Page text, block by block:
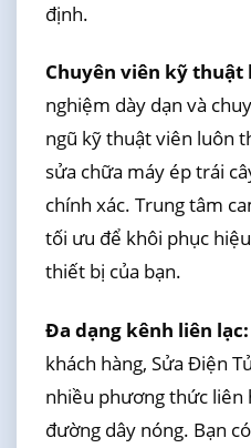
định.
Chuyên viên kỹ thuật
nghiệm dày dạn và
ngũ kỹ thuật viên luôn
sửa chữa máy ép trái
chính xác. Trung tâm
tối ưu để khôi phục
thiết bị của bạn.
Đa dạng kênh liên lạc:
khách hàng, Sửa Điện
nhiều phương thức liên
đường dây nóng. Bạn